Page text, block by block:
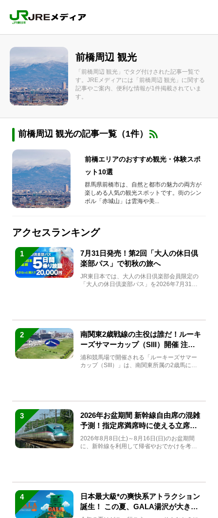
前橋周辺 観光
「前橋周辺 観光」でタグ付けされた記事一覧で
す。JREメディアには「前橋周辺 観光」に関する
記事やご案内、便利な情報が1件掲載されていま
す。
前橋周辺 観光の記事一覧（1件）
前橋エリアのおすすめ観光・体験スポ
ット10選
群馬県前橋市は、自然と都市の魅力の両方が
楽しめる人気の観光スポットです。街のシン
ボル「赤城山」は雲海や美...
アクセスランキング
1
7月31日発売！第2回「大人の休日倶
楽部パス」で初秋の旅へ
JR東日本では、大人の休日倶楽部会員限定の
「大人の休日倶楽部パス」を2026年7月31日
2
南関東2歳戦線の主役は誰だ！ルーキ
ーズサマーカップ（SIII）開催 注目
馬と見どころをチェック
浦和競馬場で開催される「ルーキーズサマー
カップ（SIII）」は、南関東所属の2歳馬によ
3
2026年お盆期間 新幹線自由席の混雑
予測！指定席満席時に使える立席特
急券も解説
2026年8月8日(土)～8月16日(日)のお盆期間
に、新幹線を利用して帰省やおでかけを考え
4
日本最大級*の爽快系アトラクション
誕生！ この夏、GALA湯沢が大きく